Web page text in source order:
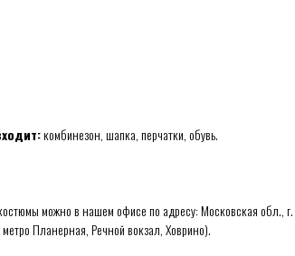
комбинезон, шапка, перчатки, обувь.
можно в нашем офисе по адресу: Московская обл.,
Планерная, Речной вокзал, Ховрино).